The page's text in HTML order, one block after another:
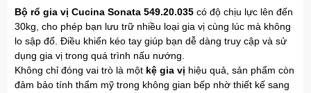
Bộ rổ gia vị Cucina Sonata 549.20.035 có độ chịu lực lên đến
30kg, cho phép bạn lưu trữ nhiều loại gia vị cùng lúc mà không
lo sập đổ. Điều khiển kéo tay giúp bạn dễ dàng truy cập và sử
dụng gia vị trong quá trình nấu nướng.
Không chỉ đóng vai trò là một kệ gia vị hiệu quả, sản phẩm còn
đảm bảo tính thẩm mỹ trong không gian bếp nhờ thiết kế sang